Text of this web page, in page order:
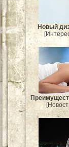
Новый